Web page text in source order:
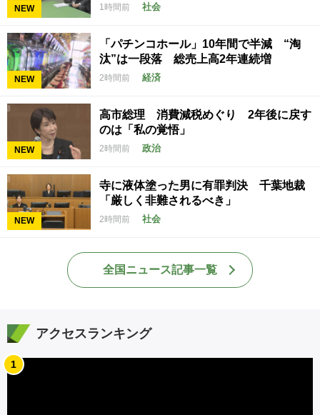
NEW 1時間前 社会
NEW
「パチンコホール」10年間で半減 “淘
汰”は一段落 総売上高2年連続増
2時間前 経済
NEW
高市総理 消費減税めぐり 2年後に戻す
のは「私の覚悟」
2時間前 政治
NEW
寺に液体塗った男に有罪判決 千葉地裁
「厳しく非難されるべき」
2時間前 社会
全国ニュース記事一覧
アクセスランキング
1